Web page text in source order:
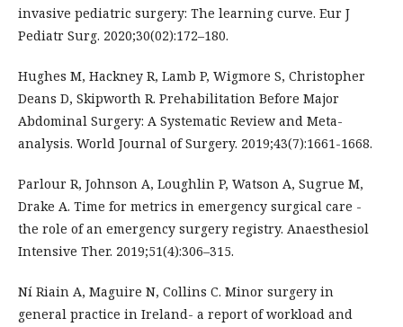
invasive pediatric surgery: The learning curve. Eur J
Pediatr Surg. 2020;30(02):172–180.
Hughes M, Hackney R, Lamb P, Wigmore S, Christopher
Deans D, Skipworth R. Prehabilitation Before Major
Abdominal Surgery: A Systematic Review and Meta-
analysis. World Journal of Surgery. 2019;43(7):1661-1668.
Parlour R, Johnson A, Loughlin P, Watson A, Sugrue M,
Drake A. Time for metrics in emergency surgical care -
the role of an emergency surgery registry. Anaesthesiol
Intensive Ther. 2019;51(4):306–315.
Ní Riain A, Maguire N, Collins C. Minor surgery in
general practice in Ireland- a report of workload and